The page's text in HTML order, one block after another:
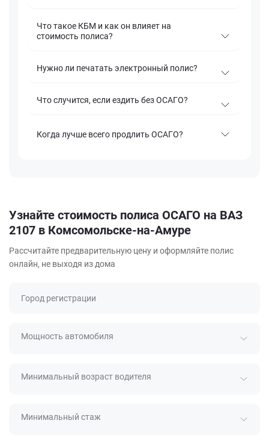
Что такое КБМ и как он влияет на
стоимость полиса?
Нужно ли печатать электронный полис?
Что случится, если ездить без ОСАГО?
Когда лучше всего продлить ОСАГО?
Узнайте стоимость полиса ОСАГО на ВАЗ
2107 в Комсомольске-на-Амуре
Рассчитайте предварительную цену и оформляйте полис
онлайн, не выходя из дома
Город регистрации
Мощность автомобиля
Минимальный возраст водителя
Минимальный стаж